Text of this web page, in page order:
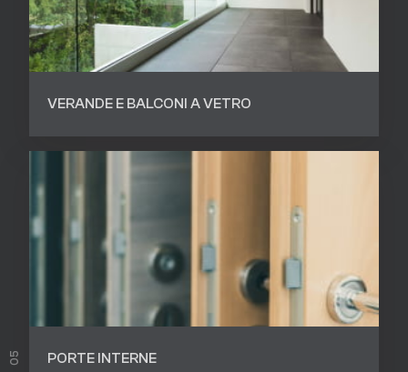
HOME
CHI SIAMO
VERANDE E BALCONI A VETRO
PORTE INTERNE
05